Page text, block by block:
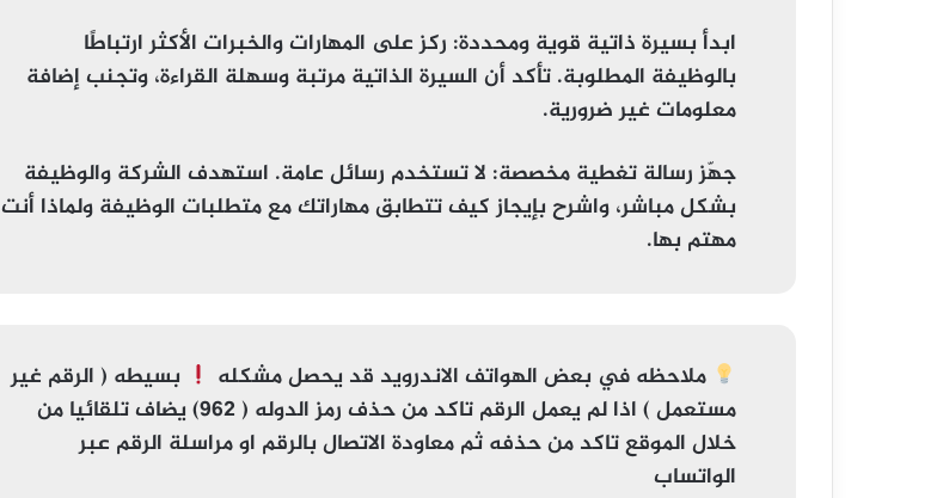
ابدأ بسيرة ذاتية قوية ومحددة: ركز على المهارات والخبرات الأكثر ارتباطًا
بالوظيفة المطلوبة. تأكد أن السيرة الذاتية مرتبة وسهلة القراءة، وتجنب إضافة
معلومات غير ضرورية.
جهّز رسالة تغطية مخصصة: لا تستخدم رسائل عامة. استهدف الشركة والوظيفة
بشكل مباشر، واشرح بإيجاز كيف تتطابق مهاراتك مع متطلبات الوظيفة ولماذا أنت
مهتم بها.
ملاحظهفي بعض الهواتف الاندرويد قد يحصل مشكله بسيطه ( الرقم غير
مستعمل
) اذا لم يعمل الرقم تاكد من حذف رمز الدوله ( 962) يضاف تلقائيا من
خلال الموقع تاكد من حذفه ثم معاودة الاتصال بالرقم او مراسلة الرقم عبر
الواتساب